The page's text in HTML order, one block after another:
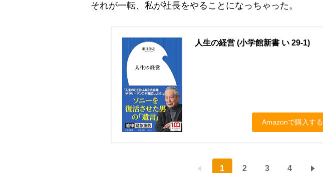
それが一転、私が社長をやることになっちゃった。
人生の経営 (小学館新書 い 29-1)
Amazonで購入する
1 2 3 4